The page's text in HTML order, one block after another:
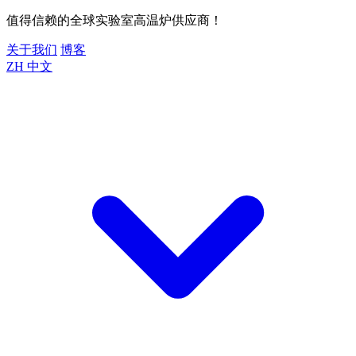
值得信赖的全球实验室高温炉供应商！
关于我们 博客
ZH 中文